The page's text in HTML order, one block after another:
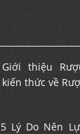
Giới thiệu
kiến thức về
5 Lý Do Nên